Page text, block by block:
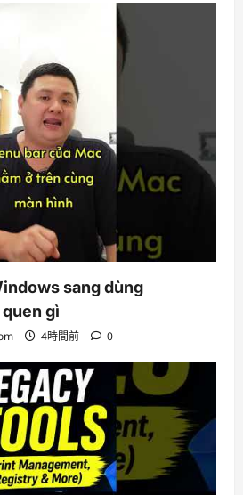
sang dùng
gì
4時間前 0